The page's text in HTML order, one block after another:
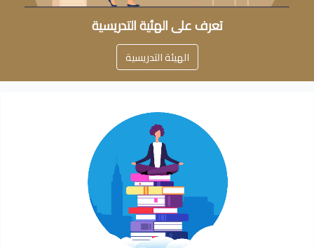
تعرف على الهئية التدريسية
الهيئة التدريسية